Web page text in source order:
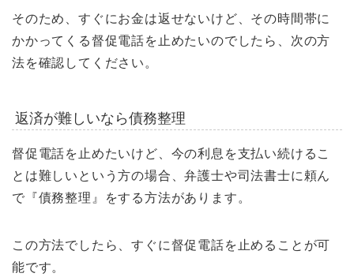
そのため、すぐにお金は返せないけど、その時間帯に
かかってくる督促電話を止めたいのでしたら、次の方
法を確認してください。
返済が難しいなら債務整理
督促電話を止めたいけど、今の利息を支払い続けるこ
とは難しいという方の場合、弁護士や司法書士に頼ん
で『債務整理』をする方法があります。
この方法でしたら、すぐに督促電話を止めることが可
能です。